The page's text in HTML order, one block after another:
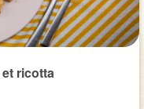
ricotta